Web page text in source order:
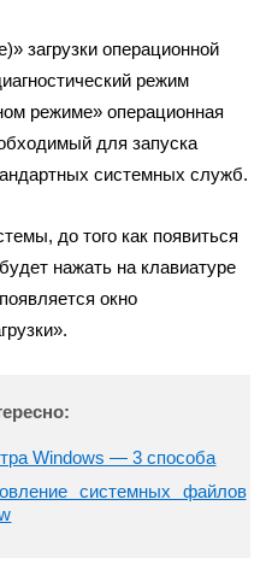
загрузки операционной
режим
режиме» операционная
для запуска
системных служб.
до того как появиться
нажать на клавиатуре
окно
Windows — 3 способа
системных файлов